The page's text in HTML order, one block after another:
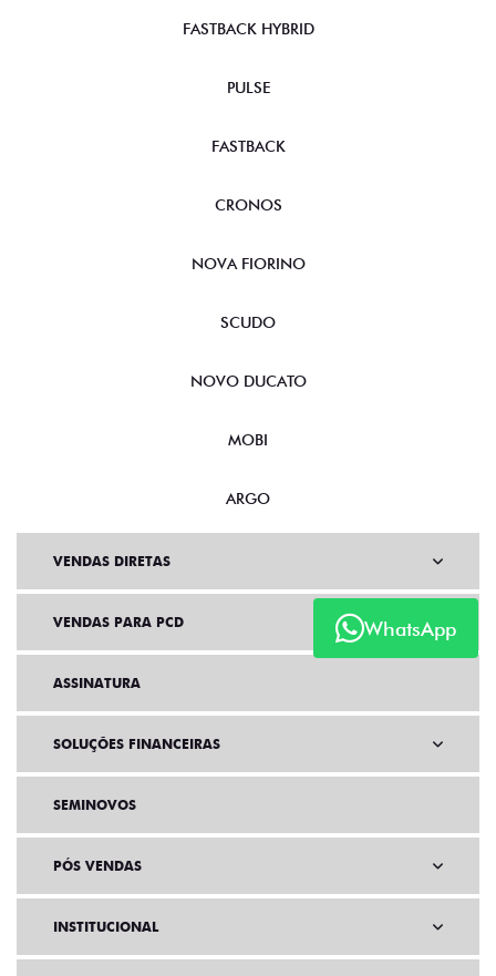
WhatsApp
FASTBACK HYBRID
PULSE
FASTBACK
CRONOS
NOVA FIORINO
SCUDO
NOVO DUCATO
MOBI
ARGO
VENDAS DIRETAS
VENDAS PARA PCD
ASSINATURA
SOLUÇÕES FINANCEIRAS
SEMINOVOS
PÓS VENDAS
INSTITUCIONAL